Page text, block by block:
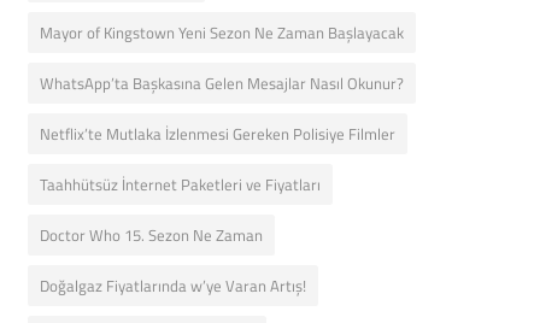
Mayor of Kingstown Yeni Sezon Ne Zaman Başlayacak
WhatsApp’ta Başkasına Gelen Mesajlar Nasıl Okunur?
Netflix’te Mutlaka İzlenmesi Gereken Polisiye Filmler
Taahhütsüz İnternet Paketleri ve Fiyatları
Doctor Who 15. Sezon Ne Zaman
Doğalgaz Fiyatlarında w’ye Varan Artış!